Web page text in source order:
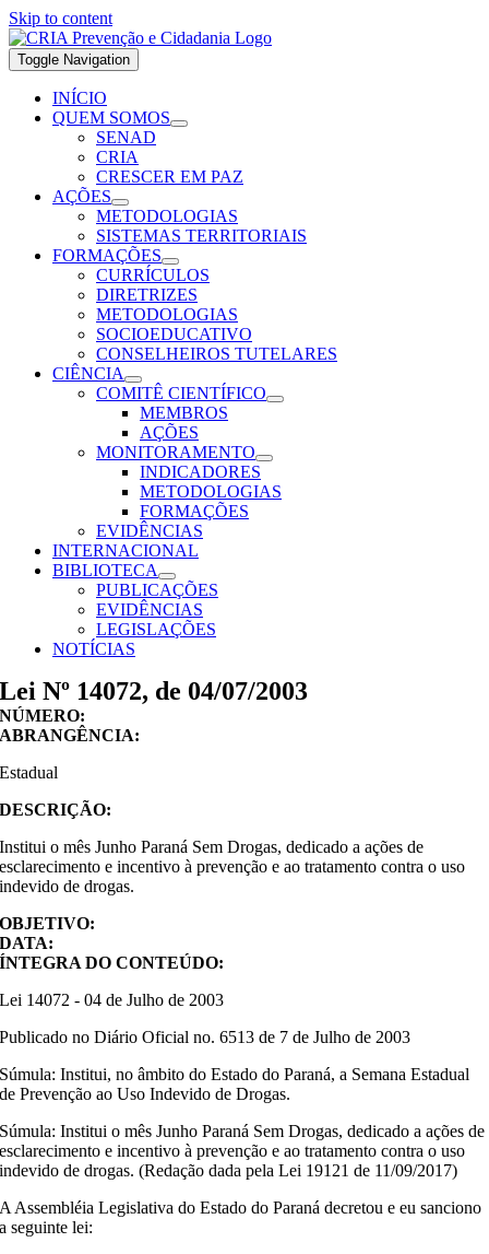
Skip to content
Toggle Navigation
INÍCIO
QUEM SOMOS
SENAD
CRIA
CRESCER EM PAZ
AÇÕES
METODOLOGIAS
SISTEMAS TERRITORIAIS
FORMAÇÕES
CURRÍCULOS
DIRETRIZES
METODOLOGIAS
SOCIOEDUCATIVO
CONSELHEIROS TUTELARES
CIÊNCIA
COMITÊ CIENTÍFICO
MEMBROS
AÇÕES
MONITORAMENTO
INDICADORES
METODOLOGIAS
FORMAÇÕES
EVIDÊNCIAS
INTERNACIONAL
BIBLIOTECA
PUBLICAÇÕES
EVIDÊNCIAS
LEGISLAÇÕES
NOTÍCIAS
Lei Nº 14072, de 04/07/2003
NÚMERO:
ABRANGÊNCIA:
Estadual
DESCRIÇÃO:
Institui o mês Junho Paraná Sem Drogas, dedicado a ações de
esclarecimento e incentivo à prevenção e ao tratamento contra o uso
indevido de drogas.
OBJETIVO:
DATA:
ÍNTEGRA DO CONTEÚDO:
Lei 14072 - 04 de Julho de 2003
Publicado no Diário Oficial no. 6513 de 7 de Julho de 2003
Súmula: Institui, no âmbito do Estado do Paraná, a Semana Estadual
de Prevenção ao Uso Indevido de Drogas.
Súmula: Institui o mês Junho Paraná Sem Drogas, dedicado a ações de
esclarecimento e incentivo à prevenção e ao tratamento contra o uso
indevido de drogas. (Redação dada pela Lei 19121 de 11/09/2017)
A Assembléia Legislativa do Estado do Paraná decretou e eu sanciono
a seguinte lei: